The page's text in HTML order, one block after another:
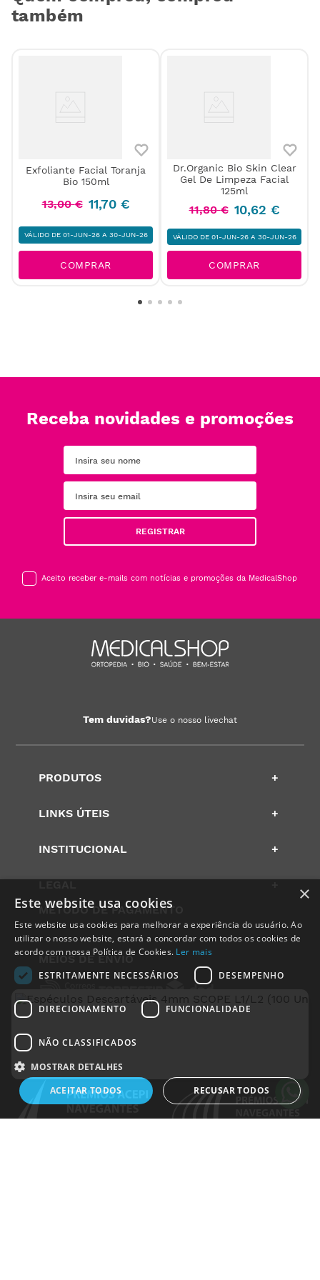
também
Exfoliante Facial Toranja
Bio 150ml
13,00 € 11,70 €
VÁLIDO DE 01-JUN-26 A 30-JUN-26
COMPRAR
Dr.Organic Bio Skin Clear
Gel De Limpeza Facial
125ml
11,80 € 10,62 €
VÁLIDO DE 01-JUN-26 A 30-JUN-26
COMPRAR
Receba novidades e promoções
REGISTRAR
Aceito receber e-mails com notícias e promoções da MedicalShop
Tem duvidas?Use o nosso livechat
PRODUTOS +
LINKS ÚTEIS +
INSTITUCIONAL +
METODO DE PAGAMENTO
MEIOS DE ENVIO
×
Este website usa cookies
Este website usa cookies para melhorar a experiência do usuário. Ao
utilizar o nosso website, estará a concordar com todos os cookies de
acordo com nossa Política de Cookies. Ler mais
ESTRITAMENTE NECESSÁRIOS
DESEMPENHO
DIRECIONAMENTO FUNCIONALIDADE
NÃO CLASSIFICADOS
MOSTRAR DETALHES
ACEITAR TODOS
RECUSAR TODOS